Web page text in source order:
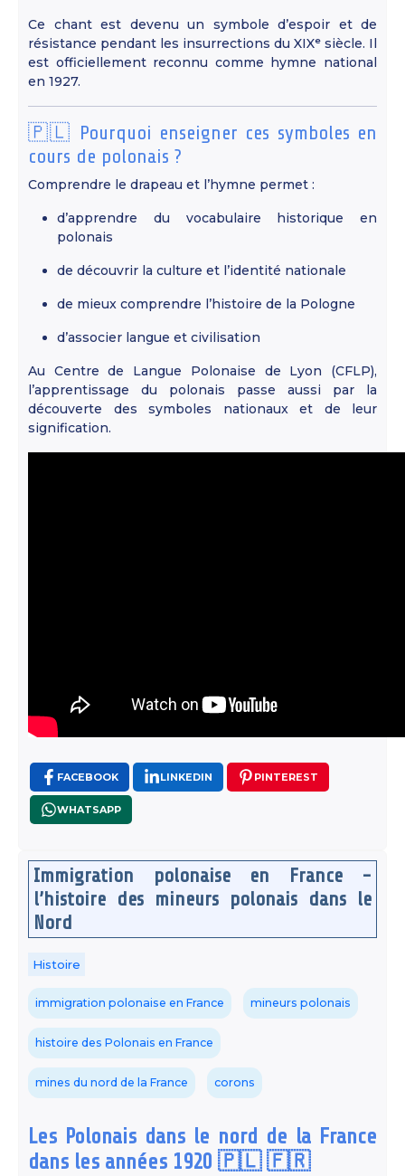
Ce chant est devenu un symbole d’espoir et de
résistance pendant les insurrections du XIXᵉ siècle. Il
est officiellement reconnu comme hymne national
en 1927.
🇵🇱 Pourquoi enseigner ces symboles en
cours de polonais ?
Comprendre le drapeau et l’hymne permet :
d’apprendre du vocabulaire historique en
polonais
de découvrir la culture et l’identité nationale
de mieux comprendre l’histoire de la Pologne
d’associer langue et civilisation
Au Centre de Langue Polonaise de Lyon (CFLP),
l’apprentissage du polonais passe aussi par la
découverte des symboles nationaux et de leur
signification.
FACEBOOK LINKEDIN PINTEREST
WHATSAPP
Immigration polonaise en France -
l’histoire des mineurs polonais dans le
Nord
Histoire
immigration polonaise en France mineurs polonais
histoire des Polonais en France
mines du nord de la France corons
Les Polonais dans le nord de la France
dans les années 1920 🇵🇱 🇫🇷